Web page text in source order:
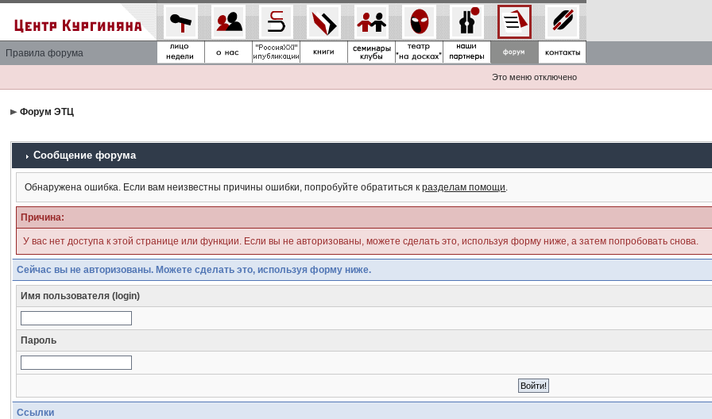
Правила форума
Это меню отключено
Форум ЭТЦ
Сообщение форума
Обнаружена ошибка. Если вам неизвестны причины ошибки, попробуйте обратиться кразделам помощи.
Причина:
У вас нет доступа к этой странице или функции. Если вы не авторизованы, можете сделать это, используя форму ниже, а затем попробовать снова.
Сейчас вы не авторизованы. Можете сделать это, используя форму ниже.
Имя пользователя (login)
Пароль
Ссылки